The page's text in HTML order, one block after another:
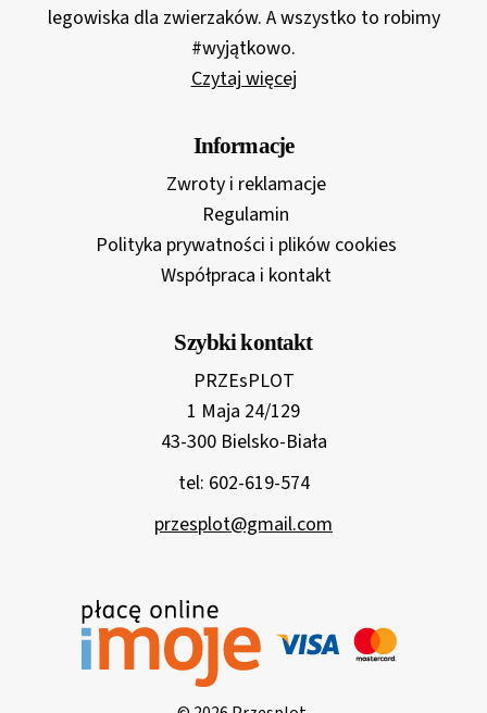
legowiska dla zwierzaków. A wszystko to robimy
#wyjątkowo.
Czytaj więcej
Informacje
Zwroty i reklamacje
Regulamin
Polityka prywatności i plików cookies
Współpraca i kontakt
Szybki kontakt
PRZEsPLOT
1 Maja 24/129
43-300 Bielsko-Biała
tel: 602-619-574
przesplot@gmail.com